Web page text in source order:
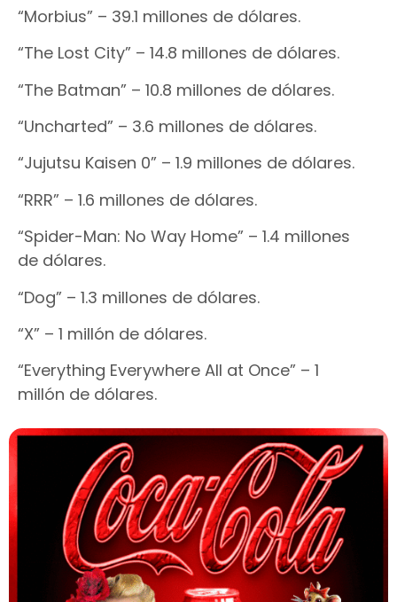
“Morbius” – 39.1 millones de dólares.
“The Lost City” – 14.8 millones de dólares.
“The Batman” – 10.8 millones de dólares.
“Uncharted” – 3.6 millones de dólares.
“Jujutsu Kaisen 0” – 1.9 millones de dólares.
“RRR” – 1.6 millones de dólares.
“Spider-Man: No Way Home” – 1.4 millones
de dólares.
“Dog” – 1.3 millones de dólares.
“X” – 1 millón de dólares.
“Everything Everywhere All at Once” – 1
millón de dólares.